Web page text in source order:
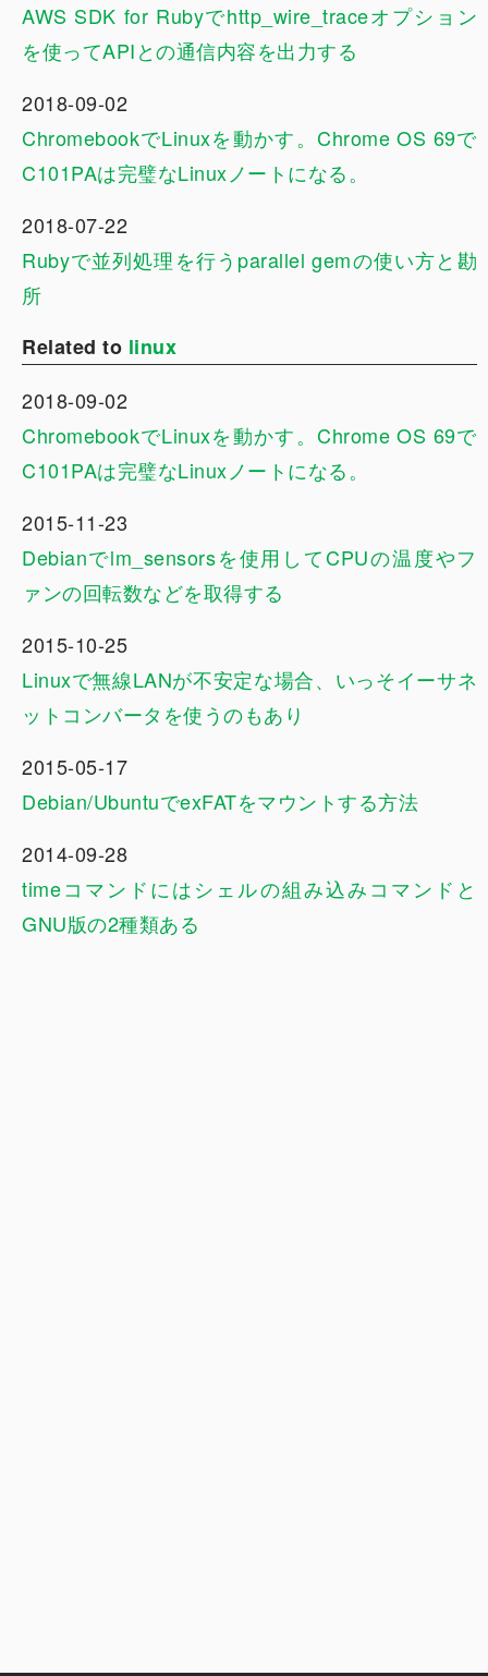
AWS SDK for Rubyでhttp_wire_traceオプション
を使ってAPIとの通信内容を出力する
2018-09-02
ChromebookでLinuxを動かす。Chrome OS 69で
C101PAは完璧なLinuxノートになる。
2018-07-22
Rubyで並列処理を行うparallel gemの使い方と勘
所
Related to linux
2018-09-02
ChromebookでLinuxを動かす。Chrome OS 69で
C101PAは完璧なLinuxノートになる。
2015-11-23
Debianでlm_sensorsを使用してCPUの温度やフ
ァンの回転数などを取得する
2015-10-25
Linuxで無線LANが不安定な場合、いっそイーサネ
ットコンバータを使うのもあり
2015-05-17
Debian/UbuntuでexFATをマウントする方法
2014-09-28
timeコマンドにはシェルの組み込みコマンドと
GNU版の2種類ある